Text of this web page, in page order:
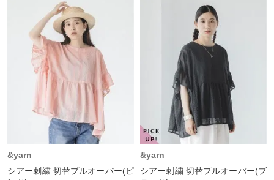
&yarn
シアー刺繍 切替プルオーバー(ピ
&yarn
シアー刺繍 切替プルオーバー(ブ